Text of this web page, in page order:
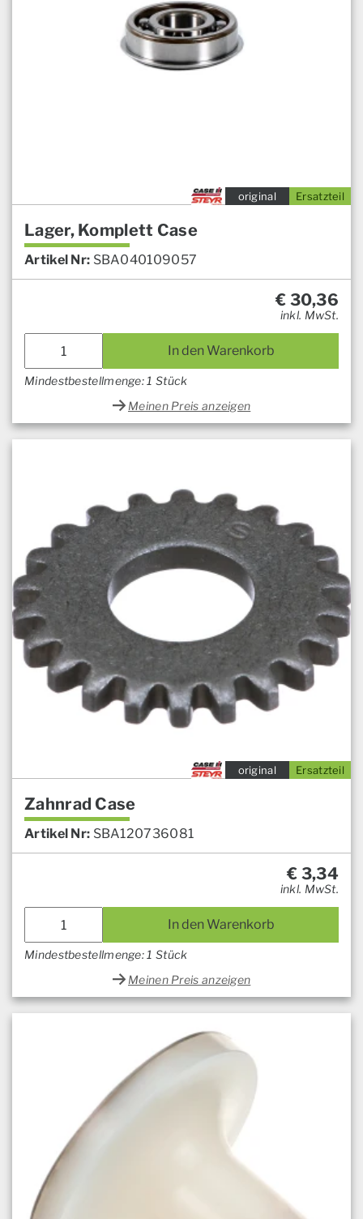
Ersatzteil
original
Lager, Komplett Case
Artikel Nr: SBA040109057
€ 30,36
inkl. MwSt.
In den Warenkorb
Mindestbestellmenge: 1 Stück
Meinen Preis anzeigen
Ersatzteil
original
Zahnrad Case
Artikel Nr: SBA120736081
€ 3,34
inkl. MwSt.
In den Warenkorb
Mindestbestellmenge: 1 Stück
Meinen Preis anzeigen